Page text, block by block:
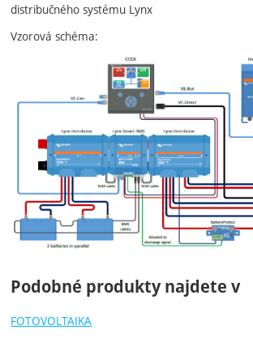
distribučného systému Lynx
Vzorová schéma:
Podobné produkty najdete v
FOTOVOLTAIKA